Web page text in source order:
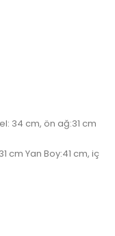
34 cm, ön ağ:31 cm
cm Yan Boy:41 cm, iç